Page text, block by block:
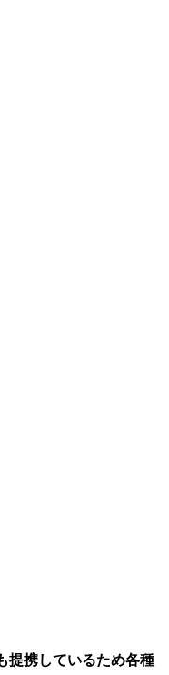
提携しているため各種